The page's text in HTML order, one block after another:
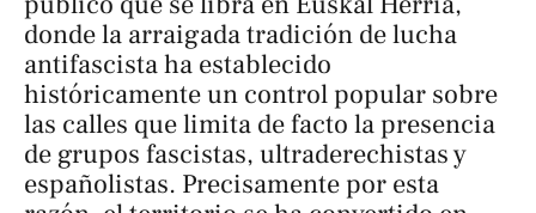
donde la arraigada tradición de lucha
antifascista ha establecido
históricamente un control popular sobre
las calles que limita de facto la presencia
de grupos fascistas, ultraderechistas y
españolistas. Precisamente por esta